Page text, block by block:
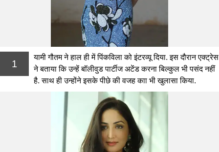
1
यामी गौतम ने हाल ही में पिंकविला को इंटरव्यू दिया. इस दौरान एक्ट्रेस
ने बताया कि उन्हें बॉलीवुड पार्टीज अटेंड करना बिल्कुल भी पसंद नहीं
है. साथ ही उन्होंने इसके पीछे की वजह काा भी खुलासा किया.